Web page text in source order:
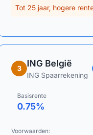
Tot 25 jaar, hogere
3 ING België
ING Spaarrekening
Basisrente
0.75%
Voorwaarden: